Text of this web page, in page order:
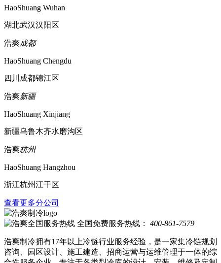
HaoShuang Wuhan
湖北武汉汉阳区
浩爽成都
HaoShuang Chengdu
四川成都锦江区
浩爽新疆
HaoShuang Xinjiang
新疆乌鲁木齐水磨沟区
浩爽杭州
HaoShuang Hangzhou
浙江杭州江干区
查看更多分公司
全国免费服务热线： 400-861-7579
浩爽制冷拥有17年以上冷链行业服务经验，是一家集冷链规划
咨询、园区设计、施工建造、招商运营与运维管理于一体的综